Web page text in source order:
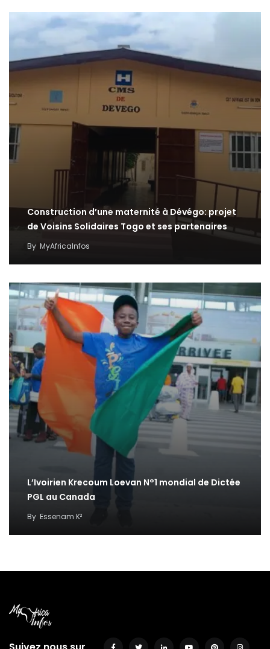
Construction d’une maternité à Dévégo: projet
de Voisins Solidaires Togo et ses partenaires
By MyAfricaInfos
L’Ivoirien Krecoum Loevan N°1 mondial de Dictée
PGL au Canada
By Essenam K²